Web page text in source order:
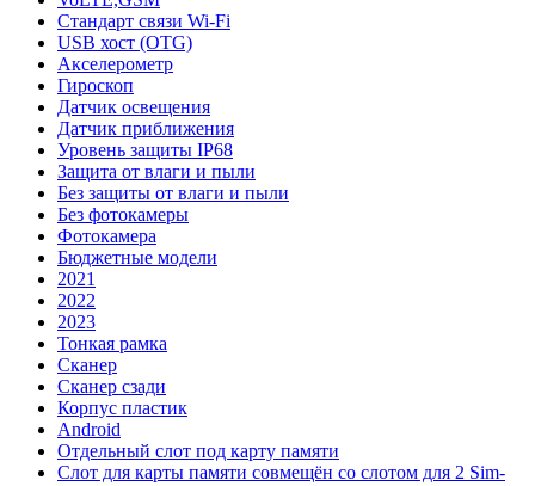
Стандарт связи Wi-Fi
USB хост (OTG)
Акселерометр
Гироскоп
Датчик освещения
Датчик приближения
Уровень защиты IP68
Защита от влаги и пыли
Без защиты от влаги и пыли
Без фотокамеры
Фотокамера
Бюджетные модели
2021
2022
2023
Тонкая рамка
Сканер
Сканер сзади
Корпус пластик
Android
Отдельный слот под карту памяти
Слот для карты памяти совмещён со слотом для 2 Sim-